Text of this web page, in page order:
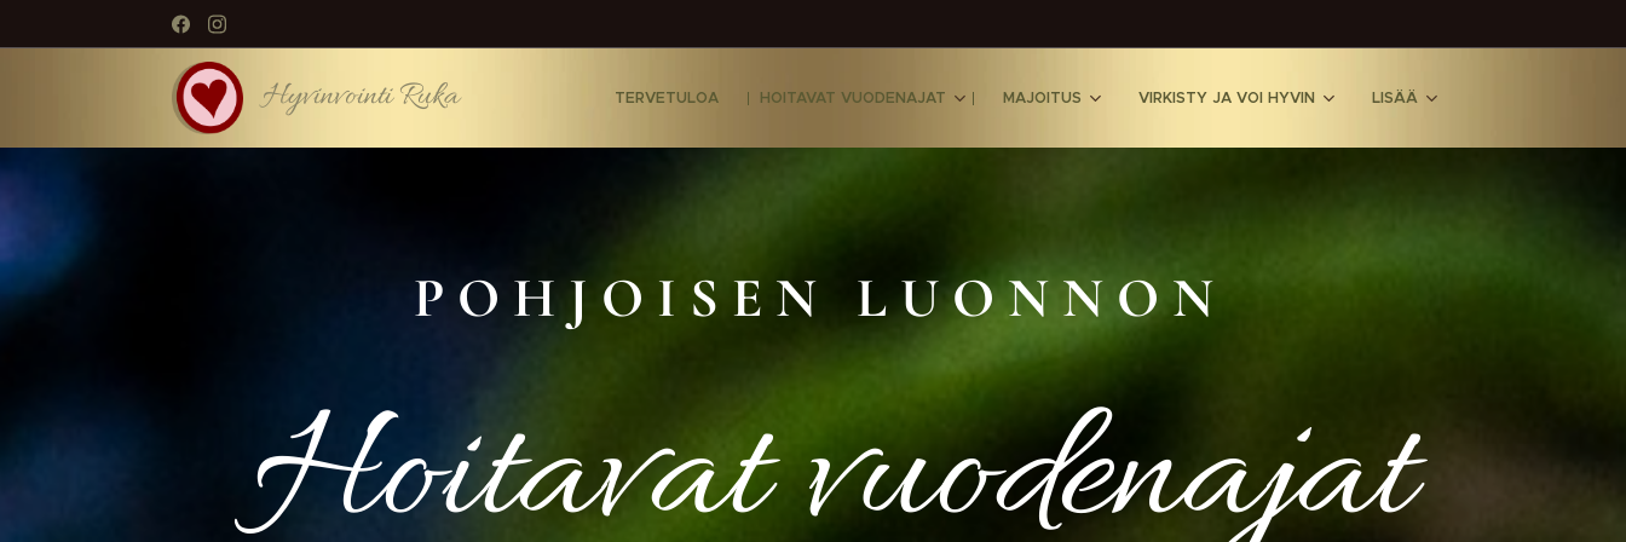
Hyvinvointi Ruka TERVETULOA HOITAVAT VUODENAJAT MAJOITUS VIRKISTY JA VOI HYVIN LISÄÄ
P O H J O I S E N L U O N N O N
Hoitavat vuodenajat